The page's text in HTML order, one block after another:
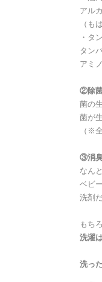
アル
（も
・タ
タン
アミ
②除
菌の
菌が
（※
③消
なん
ベビ
洗剤
もち
洗濯
洗っ